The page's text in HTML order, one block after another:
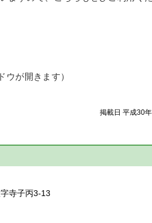
ウが開きます）
掲載日 平成30
寺子丙3-13